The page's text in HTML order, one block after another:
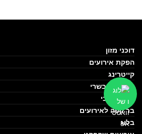
דוכני מזון
הפקת אירועים
קייטרינג
קייטרינג בשרי
בר אקטיבי
בר קפה לאירועים
בלוג